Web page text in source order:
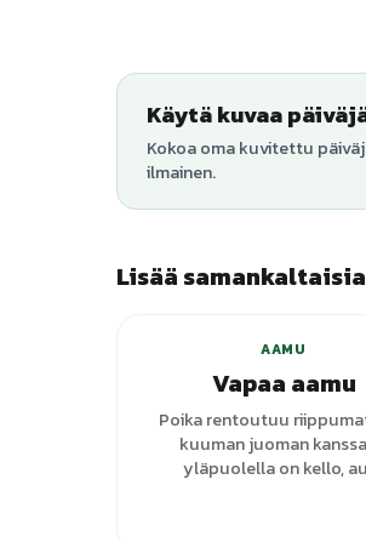
Käytä kuvaa
Kokoa oma kuvitettu
ilmainen.
Lisää
AAMU
Vapaa aamu
Poika rentoutuu
kuuman juoman
yläpuolella on kello,